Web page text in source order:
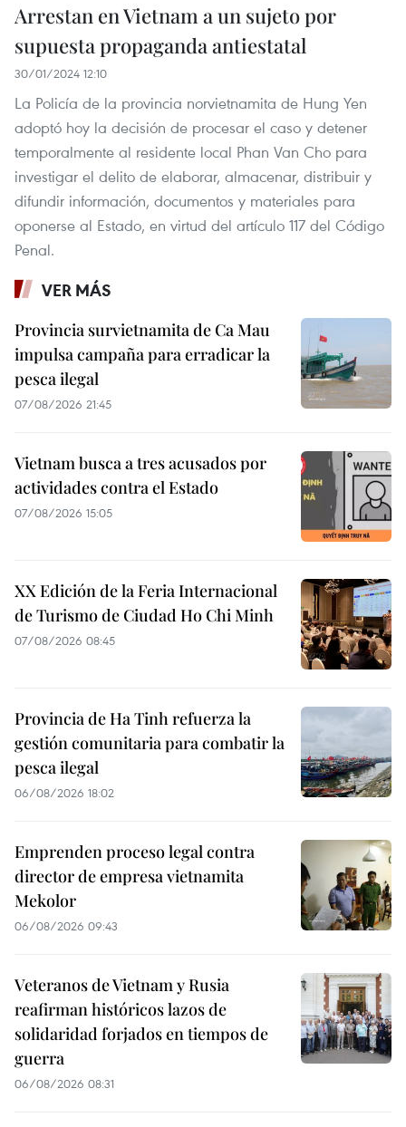
Arrestan en Vietnam a un sujeto por
supuesta propaganda antiestatal
30/01/2024 12:10
La Policía de la provincia norvietnamita de Hung Yen
adoptó hoy la decisión de procesar el caso y detener
temporalmente al residente local Phan Van Cho para
investigar el delito de elaborar, almacenar, distribuir y
difundir información, documentos y materiales para
oponerse al Estado, en virtud del artículo 117 del Código
Penal.
VER MÁS
Provincia survietnamita de Ca Mau
impulsa campaña para erradicar la
pesca ilegal
07/08/2026 21:45
Vietnam busca a tres acusados por
actividades contra el Estado
07/08/2026 15:05
XX Edición de la Feria Internacional
de Turismo de Ciudad Ho Chi Minh
07/08/2026 08:45
Provincia de Ha Tinh refuerza la
gestión comunitaria para combatir la
pesca ilegal
06/08/2026 18:02
Emprenden proceso legal contra
director de empresa vietnamita
Mekolor
06/08/2026 09:43
Veteranos de Vietnam y Rusia
reafirman históricos lazos de
solidaridad forjados en tiempos de
guerra
06/08/2026 08:31